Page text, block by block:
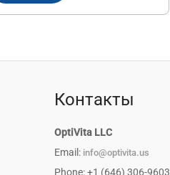
Контакты
OptiVita LLC
Email: info@optivita.us
Phone: +1 (646) 306-9603